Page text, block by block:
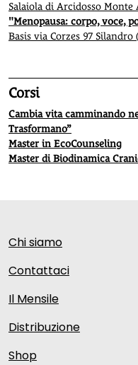
Salaiola di Arcidosso Monte
"Menopausa: corpo, voce,
Basis via Corzes 97 Silandro
Corsi
Cambia vita camminando
Trasformano”
Master in EcoCounseling
Master di Biodinamica
Chi siamo
Contattaci
Il Mensile
Distribuzione
Shop